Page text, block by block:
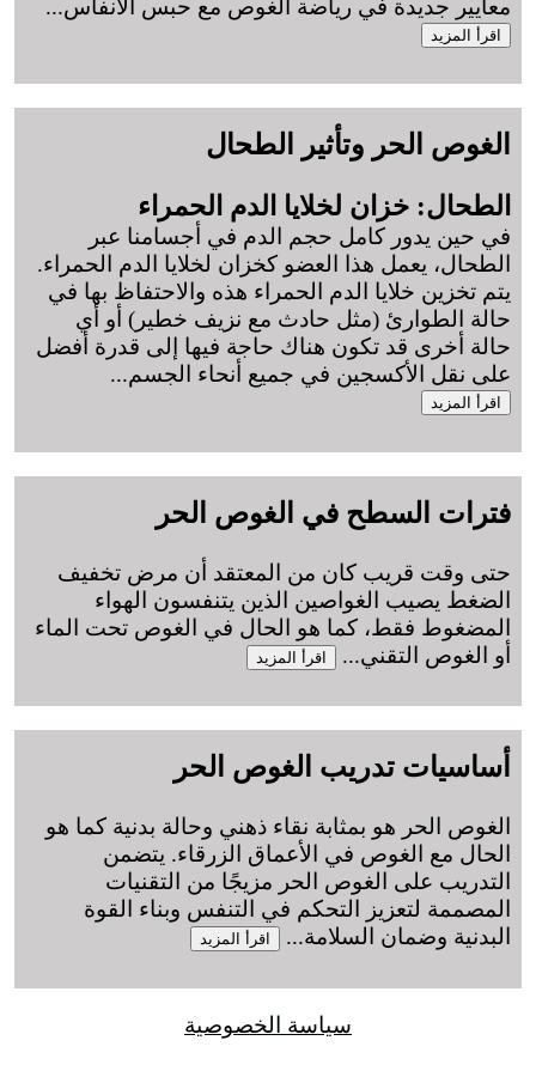
معايير جديدة في رياضة الغوص مع حبس الأنفاس...
اقرأ المزيد
الغوص الحر وتأثير الطحال
الطحال: خزان لخلايا الدم الحمراء
في حين يدور كامل حجم الدم في أجسامنا عبر
الطحال، يعمل هذا العضو كخزان لخلايا الدم الحمراء.
يتم تخزين خلايا الدم الحمراء هذه والاحتفاظ بها في
حالة الطوارئ (مثل حادث مع نزيف خطير) أو أي
حالة أخرى قد تكون هناك حاجة فيها إلى قدرة أفضل
على نقل الأكسجين في جميع أنحاء الجسم...
اقرأ المزيد
فترات السطح في الغوص الحر
حتى وقت قريب كان من المعتقد أن مرض تخفيف
الضغط يصيب الغواصين الذين يتنفسون الهواء
المضغوط فقط، كما هو الحال في الغوص تحت الماء
أو الغوص التقني... اقرأ المزيد
أساسيات تدريب الغوص الحر
الغوص الحر هو بمثابة نقاء ذهني وحالة بدنية كما هو
الحال مع الغوص في الأعماق الزرقاء. يتضمن
التدريب على الغوص الحر مزيجًا من التقنيات
المصممة لتعزيز التحكم في التنفس وبناء القوة
البدنية وضمان السلامة... اقرأ المزيد
سياسة الخصوصية